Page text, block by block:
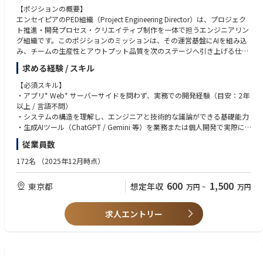
いただきます。
・海外拠点との会議、メール対応、ドキュメント作成、プロジェクト推進
などのため、ビジネスレベルの英語力が必要です。
【ポジションの概要】
エンセイピアのPED組織（Project Engineering Director）は、プロジェク
ト推進・開発プロセス・クリエイティブ制作を一体で担うエンジニアリン
グ組織です。このポジションのミッションは、その運営基盤にAIを組み込
み、チームの生産性とアウトプット品質を次のステージへ引き上げる仕組
みを、0から設計・実装することです。
PMとしての実務経験は不問です。エンジニアとしての技術的知見を武器
に、「仕組みづくりで事業成長に貢献したい方」を募集します。
※AIを用いたプロジェクトマネジメントの改革を推進するポジションを弊
社ではPED（Project Engineering Director）という職種として募集してい
業務内容
AI推進組織のスターティングメンバーとして、PED組織の「次世代運営基
盤」をAIで再構築するための企画・進行管理を担当します。
まずやること（0〜6ヶ月）
求める経験 / スキル
【必須スキル】
・アプリ* Web* サーバーサイドを問わず、実務での開発経験（目安：2年
以上 / 言語不問）
・システムの構造を理解し、エンジニアと技術的な議論ができる基礎能力
・生成AIツール（ChatGPT / Gemini 等）を業務または個人開発で実際に
活用した経験
・課題を構造化して整理し、エンジニア以外のメンバーにも伝えられるコ
ミュニケーション力
【歓迎スキル】
・チームリーダーやテックリードなど、何らかのリード経験
・データ分析や、APIを活用したツール開発の経験
・プロジェクト管理ツール（Jira, Notion等）の実務活用経験
・AIを使った業務改善の経験
従業員数
172名 （2025年12月時点）
東京都 想定年収 600 万円 ~ 1,500 万円
求人エントリー